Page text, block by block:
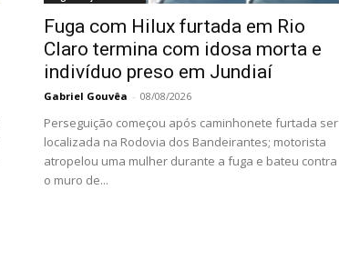
Fuga com Hilux furtada em Rio
Claro termina com idosa morta e
indivíduo preso em Jundiaí
Gabriel Gouvêa - 08/08/2026
Perseguição começou após caminhonete furtada ser
localizada na Rodovia dos Bandeirantes; motorista
atropelou uma mulher durante a fuga e bateu contra
o muro de...